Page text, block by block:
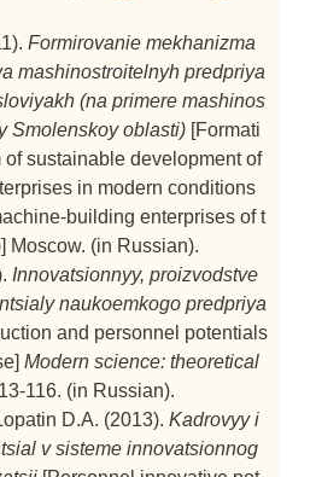
Formirovanie mekhanizma
mashinostroitelnyh predpriya
(na primere mashinos
Smolenskoy oblasti) [Formati
sustainable development of
in modern conditions
building enterprises of t
Moscow. (in Russian).
Innovatsionnyy, proizvodstve
naukoemkogo predpriya
and personnel potentials
Modern science: theoretical
116. (in Russian).
D.A. (2013). Kadrovyy i
v sisteme innovatsionnog